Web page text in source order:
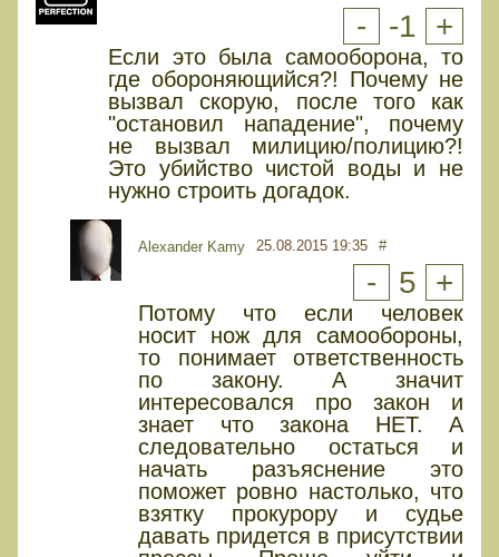
- -1 +
Если это была самооборона, то
где обороняющийся?! Почему не
вызвал скорую, после того как
"остановил нападение", почему
не вызвал милицию/полицию?!
Это убийство чистой воды и не
нужно строить догадок.
Alexander Kamy 25.08.2015 19:35 #
- 5 +
Потому что если человек
носит нож для самообороны,
то понимает ответственность
по закону. А значит
интересовался про закон и
знает что закона НЕТ. А
следовательно остаться и
начать разъяснение это
поможет ровно настолько, что
взятку прокурору и судье
давать придется в присутствии